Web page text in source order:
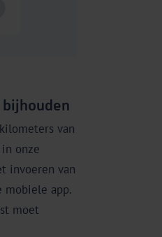
van
onze
invoeren van
mobiele app.
moet